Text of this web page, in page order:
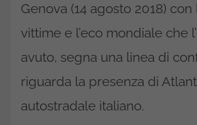
Genova (14 agosto 2018) con
vittime e l’eco mondiale che
avuto, segna una linea di
riguarda la presenza di
autostradale italiano.